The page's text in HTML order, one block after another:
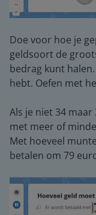
Doe voor hoe je
geldsoort de
bedrag kunt
hebt. Oefen met
Als je niet 34
met meer of
Met hoeveel
betalen om 79